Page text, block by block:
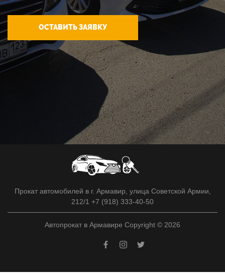
ОСТАВИТЬ ЗАЯВКУ
Прокат автомобилей в г. Армавир, улица Советской Армии,
212/1 +7 (918) 333-40-50
Автопрокат в Армавире Copyright © 2026